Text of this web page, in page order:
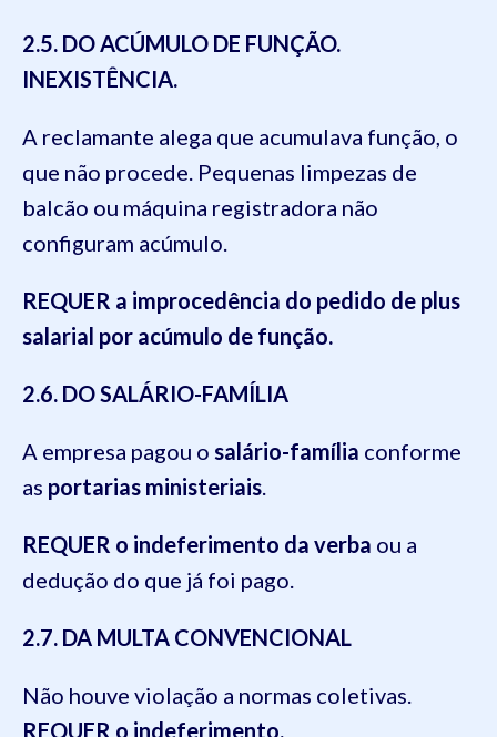
2.5. DO ACÚMULO DE FUNÇÃO.
INEXISTÊNCIA.
A reclamante alega que acumulava função, o
que não procede. Pequenas limpezas de
balcão ou máquina registradora não
configuram acúmulo.
REQUER a improcedência do pedido de plus
salarial por acúmulo de função.
2.6. DO SALÁRIO-FAMÍLIA
A empresa pagou o salário-família conforme
as portarias ministeriais
REQUER o indeferimento da verba ou a
dedução do que já foi pago.
2.7. DA MULTA CONVENCIONAL
Não houve violação a normas coletivas.
REQUER o indeferimento.